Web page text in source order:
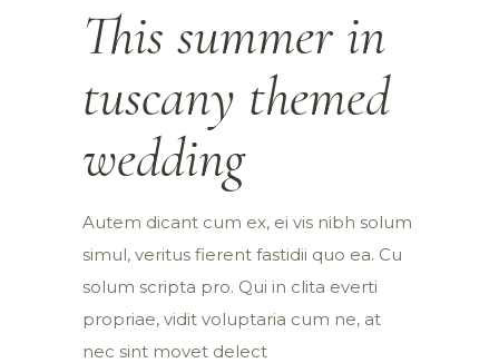
This summer in
tuscany themed
wedding
Autem dicant cum ex, ei vis nibh solum
simul, veritus fierent fastidii quo ea. Cu
solum scripta pro. Qui in clita everti
propriae, vidit voluptaria cum ne, at
nec sint movet delect